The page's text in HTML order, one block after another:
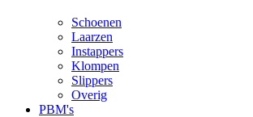
Schoenen
Laarzen
Instappers
Klompen
Slippers
Overig
PBM's